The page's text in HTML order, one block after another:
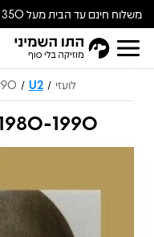
משלוח חינם עד הבית מעל 350
ש״ח
לועזי /
U2
/
1990